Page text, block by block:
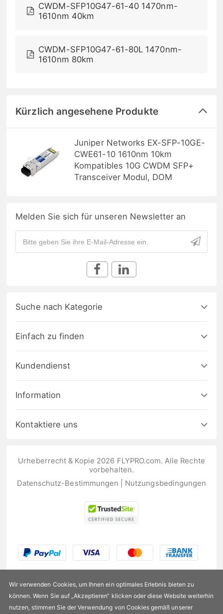
CWDM-SFP10G47-61-40 1470nm-
1610nm 40km
CWDM-SFP10G47-61-80L 1470nm-
1610nm 80km
Kürzlich angesehene Produkte
Juniper Networks EX-SFP-10GE-
CWE61-10 1610nm 10km
Kompatibles 10G CWDM SFP+
Transceiver Modul, DOM
Melden Sie sich für unseren Newsletter an
Suche nach Kategorie
Einfach zu finden
Kundendienst
Information
Kontaktiere uns
Urheberrecht & Kopie 2026 FLYPRO.com. Alle Rechte
vorbehalten.
Datenschutz-Bestimmungen
Nutzungsbedingungen
Wir verwenden Cookies, um Ihnen ein optimales Erlebnis bieten zu
können. Wenn Sie auf „Akzeptieren“ klicken oder diese Website weiterhin
nutzen, stimmen Sie der Verwendung von Cookies gemäß unserer